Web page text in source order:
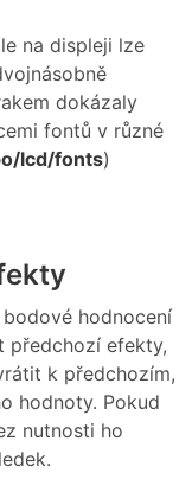
na displeji lze
dokázaly
fontů v různé
lcd/fonts)
hodnocení
předchozí efekty,
k předchozím,
hodnoty. Pokud
nutnosti ho